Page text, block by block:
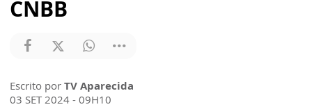
CNBB
Escrito por TV Aparecida
03 SET 2024 - 09H10